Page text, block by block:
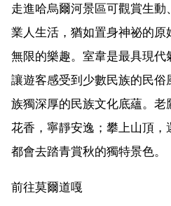
走進哈烏爾河景區可觀賞生
業人生活，猶如置身神祕的
無限的樂趣。室韋是最具現代
讓遊客感受到少數民族的民
族獨深厚的民族文化底蘊。
花香，寧靜安逸；攀上山頂，
都會去踏青賞秋的獨特景色。
前往莫爾道嘎